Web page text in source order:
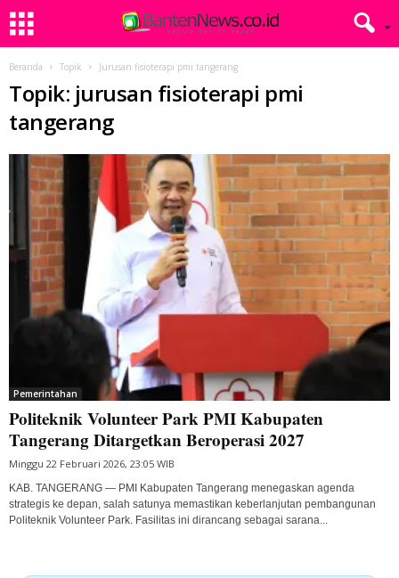
Beranda Topik Jurusan fisioterapi pmi tangerang
Topik: jurusan fisioterapi pmi
tangerang
Pemerintahan
Politeknik Volunteer Park PMI Kabupaten
Tangerang Ditargetkan Beroperasi 2027
Minggu 22 Februari 2026, 23:05 WIB
KAB. TANGERANG — PMI Kabupaten Tangerang menegaskan agenda
strategis ke depan, salah satunya memastikan keberlanjutan pembangunan
Politeknik Volunteer Park. Fasilitas ini dirancang sebagai sarana...